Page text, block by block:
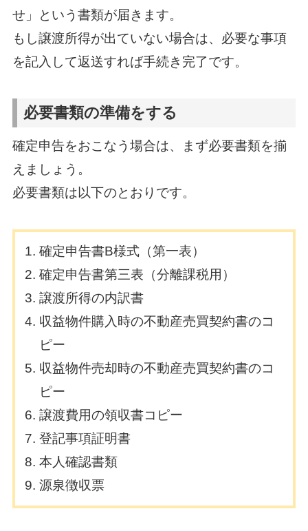
せ」という書類が届きます。
もし譲渡所得が出ていない場合は、必要な事項
を記入して返送すれば手続き完了です。
必要書類の準備をする
確定申告をおこなう場合は、まず必要書類を揃
えましょう。
必要書類は以下のとおりです。
確定申告書B様式（第一表）
確定申告書第三表（分離課税用）
譲渡所得の内訳書
収益物件購入時の不動産売買契約書のコ
ピー
収益物件売却時の不動産売買契約書のコ
ピー
譲渡費用の領収書コピー
登記事項証明書
本人確認書類
源泉徴収票